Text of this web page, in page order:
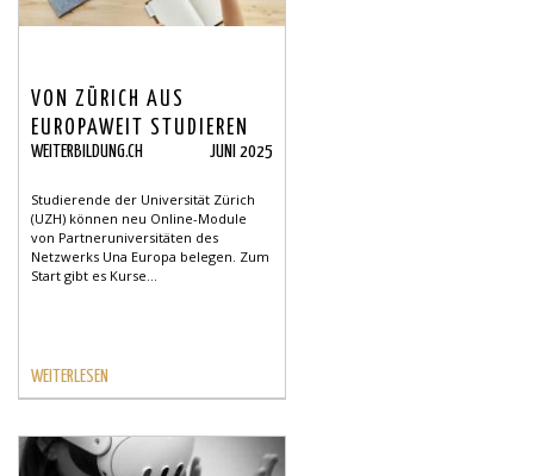
VON ZÜRICH AUS
EUROPAWEIT STUDIEREN
WEITERBILDUNG.CH JUNI 2025
Studierende der Universität Zürich
(UZH) können neu Online-Module
von Partneruniversitäten des
Netzwerks Una Europa belegen. Zum
Start gibt es Kurse...
WEITERLESEN